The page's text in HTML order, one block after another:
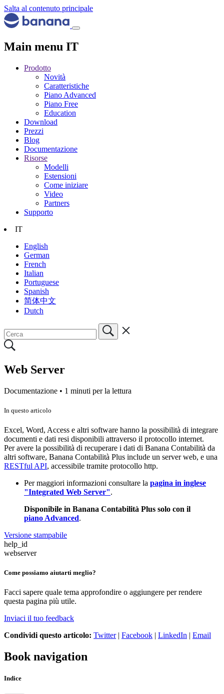
Salta al contenuto principale
Main menu IT
Prodotto
Novità
Caratteristiche
Piano Advanced
Piano Free
Education
Download
Prezzi
Blog
Documentazione
Risorse
Modelli
Estensioni
Come iniziare
Video
Partners
Supporto
IT
English
German
French
Italian
Portuguese
Spanish
简体中文
Dutch
Web Server
Documentazione • 1 minuti per la lettura
In questo articolo
Excel, Word, Access e altri software hanno la possibilità di integrare
documenti e dati resi disponibili attraverso il protocollo internet.
Per avere la possibilità di recuperare i dati di Banana Contabilità da
altri software, Banana Contabilità Plus include un server web, e una
RESTful API, accessibile tramite protocollo http.
Per maggiori informazioni consultare la pagina in inglese
"Integrated Web Server".
Disponibile in Banana Contabilità Plus solo con il
piano Advanced.
Versione stampabile
help_id
webserver
Come possiamo aiutarti meglio?
Facci sapere quale tema approfondire o aggiungere per rendere
questa pagina più utile.
Inviaci il tuo feedback
Condividi questo articolo: Twitter| Facebook | LinkedIn | Email
Book navigation
Indice